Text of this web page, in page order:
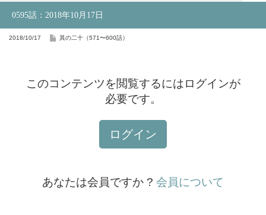
0595話：2018年10月17日
2018/10/17 其の二十（571〜600話）
このコンテンツを閲覧するにはログインが
必要です。
ログイン
あなたは会員ですか ? 会員について